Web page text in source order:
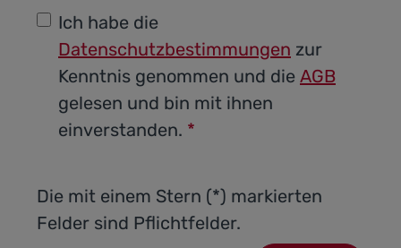
Ich habe die
Datenschutzbestimmungen zur
Kenntnis genommen und die AGB
gelesen und bin mit ihnen
einverstanden. *
Die mit einem Stern (*) markierten
Felder sind Pflichtfelder.